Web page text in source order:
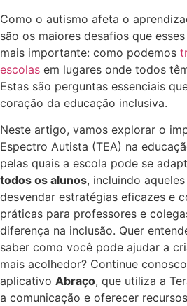
Como o autismo afeta o
são os maiores desafios que
mais importante: como podemos
escolas em lugares onde todos
Estas são perguntas essenciais
coração da educação inclusiva.
Neste artigo, vamos explorar o
Espectro Autista (TEA) na
pelas quais a escola pode se
todos os alunos, incluindo
desvendar estratégias eficazes e
práticas para professores e
diferença na inclusão. Quer
saber como você pode ajudar a
mais acolhedor? Continue
aplicativo Abraço, que utiliza a
a comunicação e oferecer